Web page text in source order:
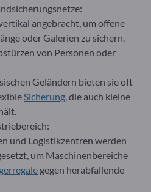
angebracht, um offene
oder Galerien zu sichern.
von Personen oder
Geländern bieten sie oft
Sicherung , die auch kleine
und Logistikzentren werden
um Maschinenbereiche
gegen herabfallende